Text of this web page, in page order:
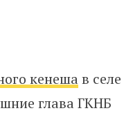
кенеша в селе
глава ГКНБ